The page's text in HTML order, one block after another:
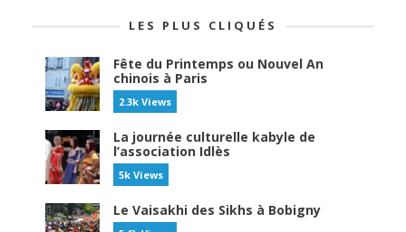
LES PLUS CLIQUÉS
Fête du Printemps ou Nouvel An
chinois à Paris
2.3k Views
La journée culturelle kabyle de
l’association Idlès
5k Views
Le Vaisakhi des Sikhs à Bobigny